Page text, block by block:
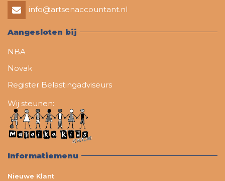
info@artsenaccountant.nl
Aangesloten bij
NBA
Novak
Register Belastingadviseurs
Wij steunen:
Informatiemenu
Nieuwe Klant